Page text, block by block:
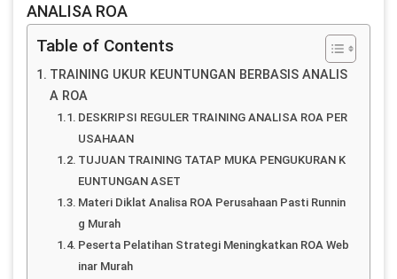
ANALISA ROA
Table of Contents
TRAINING UKUR KEUNTUNGAN BERBASIS ANALIS
A ROA
DESKRIPSI REGULER TRAINING ANALISA ROA PER
USAHAAN
TUJUAN TRAINING TATAP MUKA PENGUKURAN K
EUNTUNGAN ASET
Materi Diklat Analisa ROA Perusahaan Pasti Runnin
g Murah
Peserta Pelatihan Strategi Meningkatkan ROA Web
inar Murah